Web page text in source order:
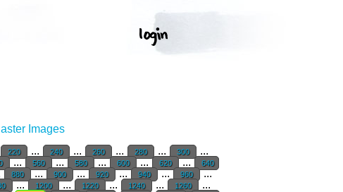
Images
220 ... 240 ... 260 ... 280 ... 300 ...
... 560 ... 580 ... 600 ... 620 ... 640
880 ... 900 ... 920 ... 940 ... 960 ...
... 1200 ... 1220 ... 1240 ... 1260 ...